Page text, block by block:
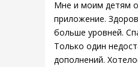
Мне и моим детям
приложение.
больше уровней.
Только один
дополнений.